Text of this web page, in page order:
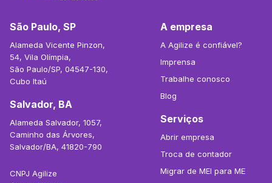
São Paulo, SP
Alameda Vicente Pinzon,
54, Vila Olímpia,
São Paulo/SP, 04547-130,
Cubo Itaú
Salvador, BA
Alameda Salvador, 1057,
Caminho das Árvores,
Salvador/BA, 41820-790
CNPJ Agilize
A empresa
A Agilize é confiável?
Imprensa
Trabalhe conosco
Blog
Serviços
Abrir empresa
Troca de contador
Migrar de MEI para ME